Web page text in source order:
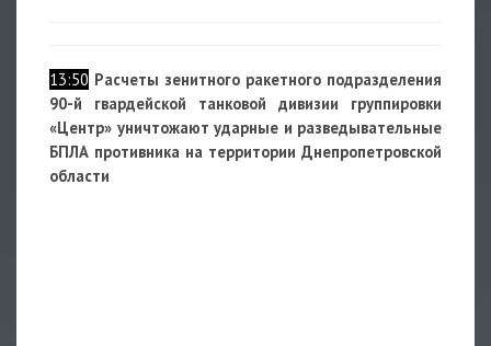
13:50 Расчеты зенитного ракетного подразделения
90-й гвардейской танковой дивизии группировки
«Центр» уничтожают ударные и разведывательные
БПЛА противника на территории Днепропетровской
области